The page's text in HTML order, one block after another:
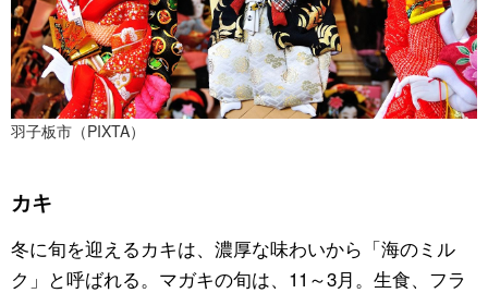
羽子板市（PIXTA）
カキ
冬に旬を迎えるカキは、濃厚な味わいから「海のミル
ク」と呼ばれる。マガキの旬は、11～3月。生食、フラ